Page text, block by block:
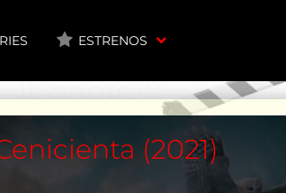
ESTRENOS
(2021)